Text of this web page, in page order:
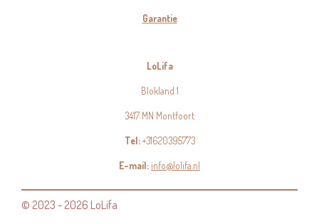
Garantie
LoLifa
Blokland 1
3417 MN Montfoort
Tel:+31620395773
E-mail:info@lolifa.nl
© 2023 - 2026 LoLifa